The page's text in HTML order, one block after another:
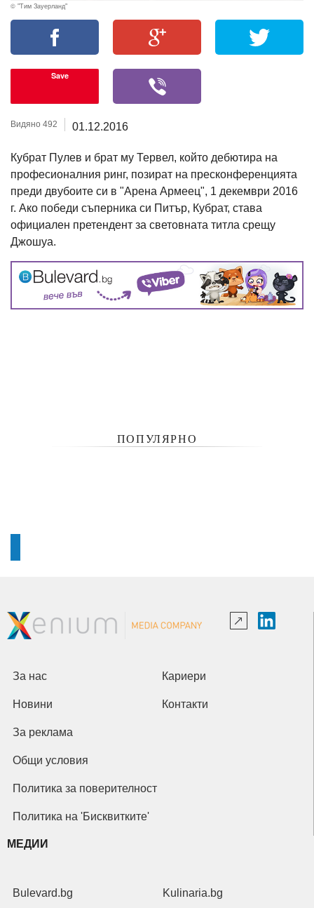
© "Тим Зауерланд"
Save
Видяно 492 01.12.2016
Кубрат Пулев и брат му Тервел, който дебютира на
професионалния ринг, позират на пресконференцията
преди двубоите си в "Арена Армеец", 1 декември 2016
г. Ако победи съперника си Питър, Кубрат, става
официален претендент за световната титла срещу
Джошуа.
ПОПУЛЯРНО
За нас Кариери
Новини Контакти
За реклама
Общи условия
Политика за поверителност
Политика на 'Бисквитките'
МЕДИИ
Bulevard.bg Kulinaria.bg